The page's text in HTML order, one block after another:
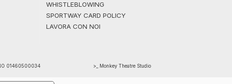
WHISTLEBLOWING
SPORTWAY CARD POLICY
LAVORA CON NOI
01460500034 >_ Monkey Theatre Studio